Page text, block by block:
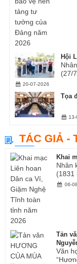
Hội
(27/
20-07-2026
Tọa
TÁC GIẢ -
Khai
Nhân
(1831
06-
Tản
Văn